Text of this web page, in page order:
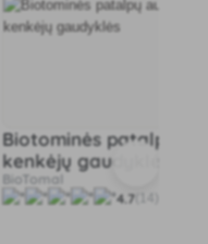
Biotominės patalpų
kenkėjų gaudyklės
BioTomal
4.7